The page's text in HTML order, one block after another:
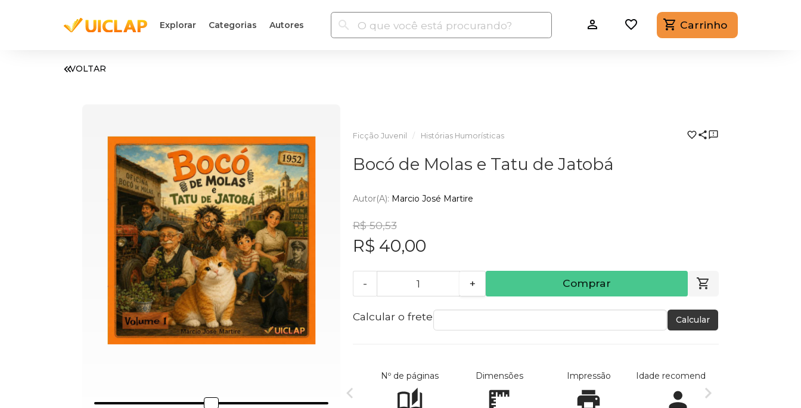
Explorar Categorias Autores Carrinho
VOLTAR
Ficção Juvenil Histórias Humorísticas
Bocó de Molas e Tatu de Jatobá
Autor(a): Marcio José Martire
R$ 50,53
R$ 40,00
- + Comprar
Calcular o frete Calcular
Nº de páginas Dimensões Impressão Idade recomendada